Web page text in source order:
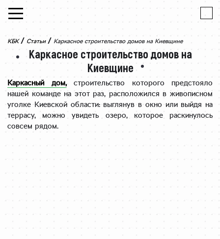
Skip to content
КБК / Статьи / Каркасное строительство домов на Киевщине
Каркасное строительство домов на
Киевщине
Каркасный дом,строительство которого предстояло
нашей команде на этот раз, расположился в живописном
уголке Киевской области: выглянув в окно или выйдя на
террасу, можно увидеть озеро, которое раскинулось
совсем рядом.